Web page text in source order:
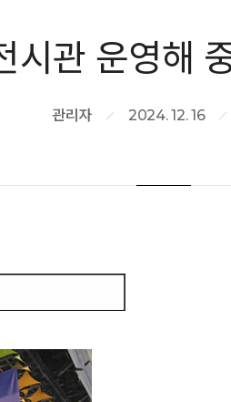
관 운영해
관리자 2024. 12. 16